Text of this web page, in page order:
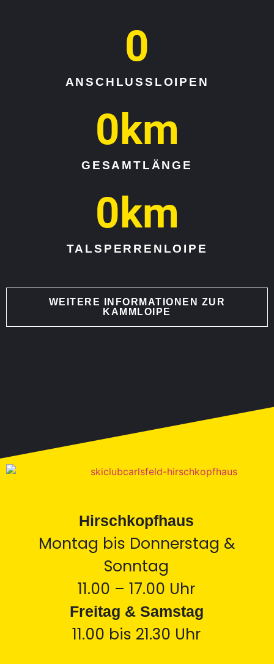
ANSCHLUSSLOIPEN
0
GESAMTLÄNGE
0km
TALSPERRENLOIPE
0km
WEITERE INFORMATIONEN ZUR
KAMMLOIPE
Hirschkopfhaus
Montag bis Donnerstag &
Sonntag
11.00 – 17.00 Uhr
Freitag & Samstag
11.00 bis 21.30 Uhr